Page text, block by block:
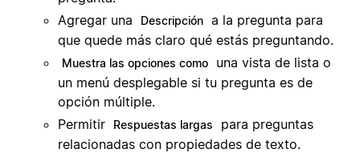
Agregar una
Descripción a la pregunta para
que quede más claro qué estás preguntando.
Muestra las opciones como
una vista de lista o
un menú desplegable si tu pregunta es de
opción múltiple.
Permitir
Respuestas largas
para preguntas
relacionadas con propiedades de texto.